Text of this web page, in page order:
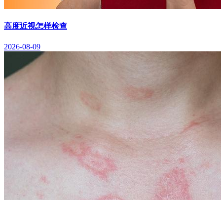
高度近视怎样检查
2026-08-09